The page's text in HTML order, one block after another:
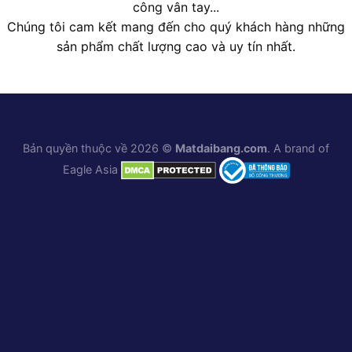
công vân tay...
Chúng tôi cam kết mang đến cho quý khách hàng những
sản phẩm chất lượng cao và uy tín nhất.
Bản quyền thuộc về 2026 © Matdaibang.com. A brand of
Eagle Asia